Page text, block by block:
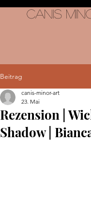
Canis
Beitrag
Rezension |
Shadow |
canis-minor-art
23. Mai